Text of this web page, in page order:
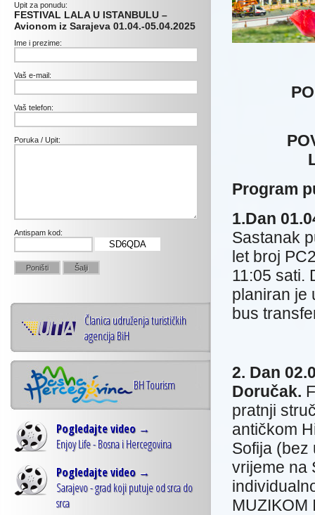
Upit za ponudu:
FESTIVAL LALA U ISTANBULU –
Avionom iz Sarajeva 01.04.-05.04.2025
Ime i prezime:
Vaš e-mail:
Vaš telefon:
Poruka / Upit:
Antispam kod:
SD6QDA
Članica udruženja turističkih
agencija BiH
BH Tourism
Pogledajte video →
Enjoy Life - Bosna i Hercegovina
Pogledajte video →
Sarajevo - grad koji putuje od srca do
srca
Let
Program
1.Dan
Sastanak
let broj
11:05 sati.
planiran je
bus
2. Dan
Doručak.
pratnji
antičkom
Sofija (bez
vrijeme na
MUZIKOM